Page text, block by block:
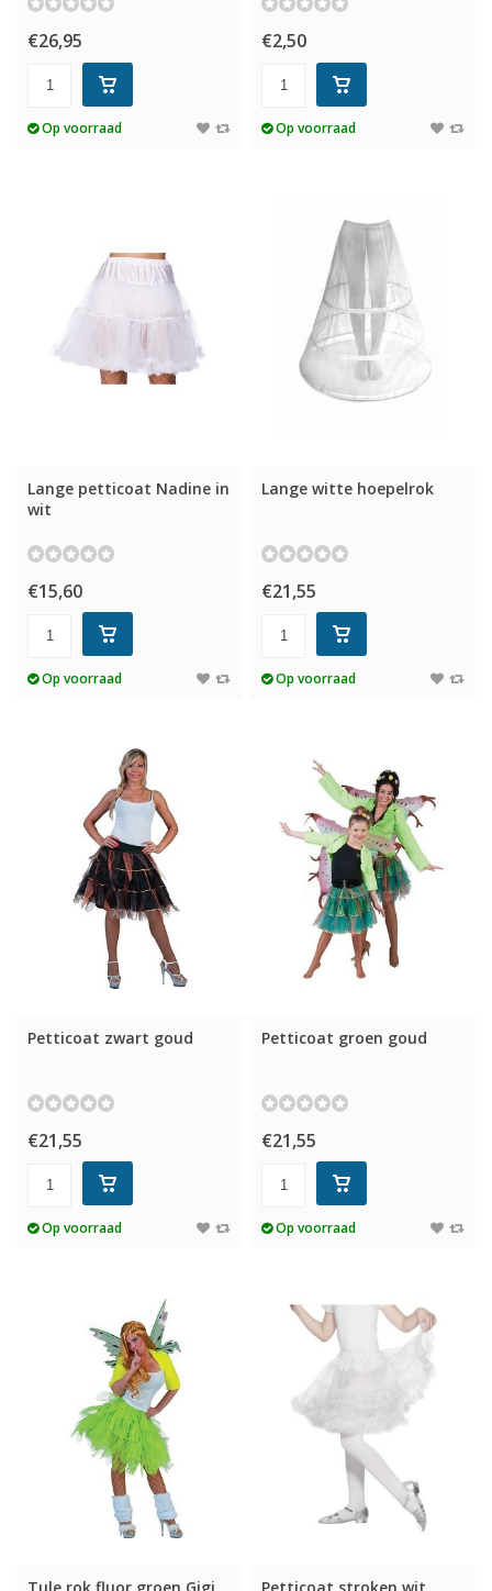
€26,95
Op voorraad
€2,50
Op voorraad
Lange petticoat Nadine in
wit
€15,60
Op voorraad
Lange witte hoepelrok
€21,55
Op voorraad
Petticoat zwart goud
€21,55
Op voorraad
Petticoat groen goud
€21,55
Op voorraad